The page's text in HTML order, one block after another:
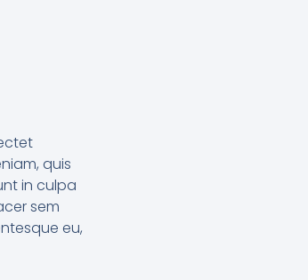
quis
in culpa
sem
eu,